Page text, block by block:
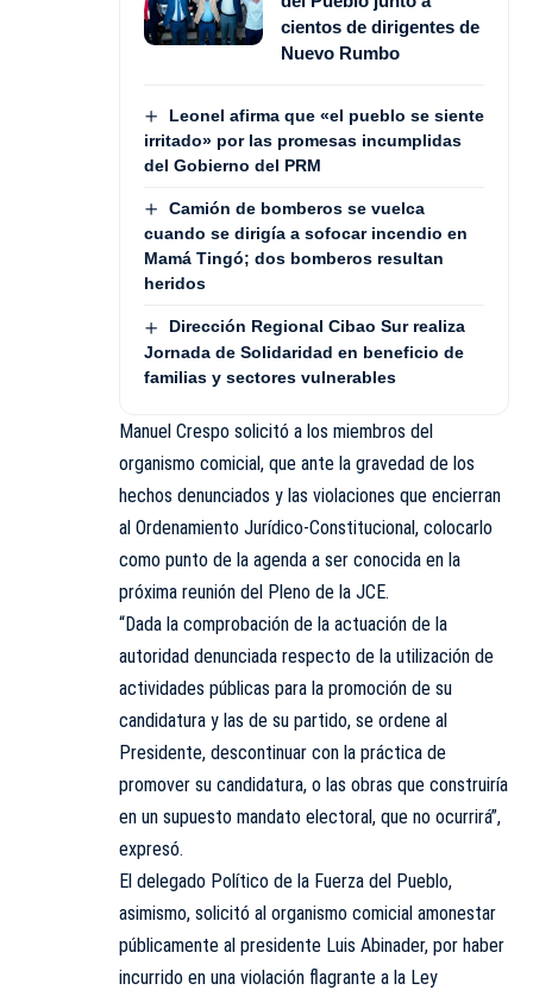
cientos de dirigentes de
Nuevo Rumbo
Leonel afirma que «el pueblo se siente
irritado» por las promesas incumplidas
del Gobierno del PRM
Camión de bomberos se vuelca
cuando se dirigía a sofocar incendio en
Mamá Tingó; dos bomberos resultan
heridos
Dirección Regional Cibao Sur realiza
Jornada de Solidaridad en beneficio de
familias y sectores vulnerables
Manuel Crespo solicitó a los miembros del
organismo comicial, que ante la gravedad de los
hechos denunciados y las violaciones que encierran
al Ordenamiento Jurídico-Constitucional, colocarlo
como punto de la agenda a ser conocida en la
próxima reunión del Pleno de la JCE.
“Dada la comprobación de la actuación de la
autoridad denunciada respecto de la utilización de
actividades públicas para la promoción de su
candidatura y las de su partido, se ordene al
Presidente, descontinuar con la práctica de
promover su candidatura, o las obras que construiría
en un supuesto mandato electoral, que no ocurrirá”,
expresó.
El delegado Político de la Fuerza del Pueblo,
asimismo, solicitó al organismo comicial amonestar
públicamente al presidente Luis Abinader, por haber
incurrido en una violación flagrante a la Ley